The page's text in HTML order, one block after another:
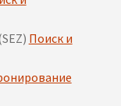
Поиск и